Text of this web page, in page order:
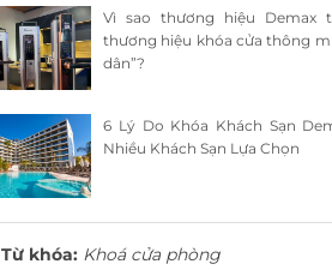
Vì sao thương hiệu Demax
thương hiệu khóa cửa thông
dân”?
6 Lý Do Khóa Khách Sạn
Nhiều Khách Sạn Lựa Chọn
Từ khóa: Khoá cửa phòng